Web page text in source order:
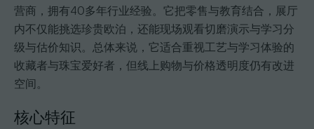
营商，拥有40多年行业经验。它把零售与教育结合，展厅
内不仅能挑选珍贵欧泊，还能现场观看切磨演示与学习分
级与估价知识。总体来说，它适合重视工艺与学习体验的
收藏者与珠宝爱好者，但线上购物与价格透明度仍有改进
空间。
核心特征